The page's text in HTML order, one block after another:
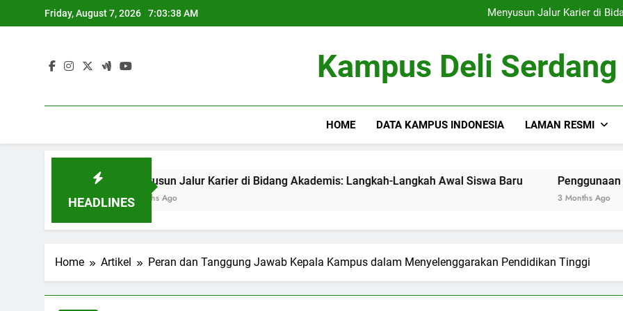
to
Friday, August 7, 2026 7:03:39 AM
Menyusun Jalur Karier di Bidang Akademis: Langkah-Langkah
Penggunaan Sumber
Menyusun Jalur Karier di Bidang Akademis: Langkah-Langkah Awal
Penggunaan Sumber
Kampus Deli Serdang
HOME DATA KAMPUS INDONESIA LAMAN RESMI
HEADLINES
Menyusun Jalur Karier di Bidang Akademis: Langkah-Langkah Awal Siswa Baru
3 Months Ago
Penggunaan Sumber
Home Artikel Peran dan Tanggung Jawab Kepala Kampus dalam Menyelenggarakan Pendidikan Tinggi